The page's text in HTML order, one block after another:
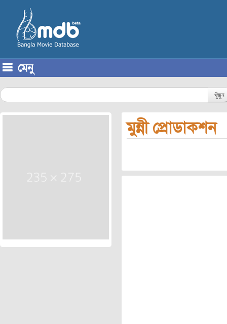
মেনু
খুঁজুন
মুন্নী প্রোডাকশন